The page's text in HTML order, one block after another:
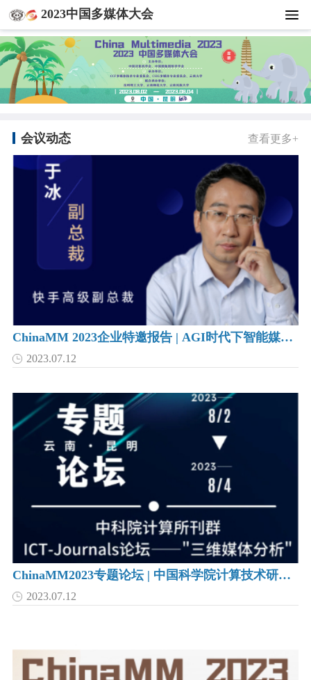
2023中国多媒体大会
会议动态 查看更多+
ChinaMM 2023企业特邀报告 | AGI时代下智能媒体技术前沿进展与思考
2023.07.12
ChinaMM2023专题论坛 | 中国科学院计算技术研究所刊群 ICT-Journals论坛——"三维媒体分析
2023.07.12